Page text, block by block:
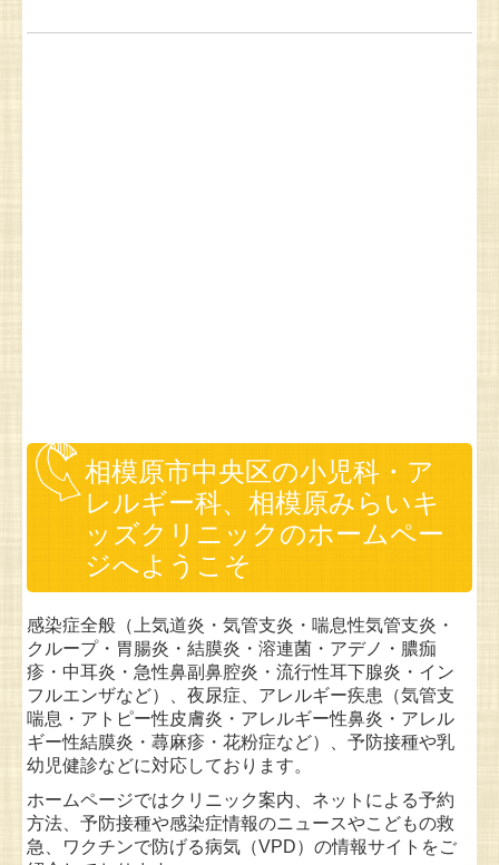
相模原市中央区の小児科・ア
レルギー科、相模原みらいキ
ッズクリニックのホームペー
ジへようこそ
感染症全般（上気道炎・気管支炎・喘息性気管支炎・
クループ・胃腸炎・結膜炎・溶連菌・アデノ・膿痂
疹・中耳炎・急性鼻副鼻腔炎・流行性耳下腺炎・イン
フルエンザなど）、夜尿症、アレルギー疾患（気管支
喘息・アトピー性皮膚炎・アレルギー性鼻炎・アレル
ギー性結膜炎・蕁麻疹・花粉症など）、予防接種や乳
幼児健診などに対応しております。
ホームページではクリニック案内、ネットによる予約
方法、予防接種や感染症情報のニュースやこどもの救
急、ワクチンで防げる病気（VPD）の情報サイトをご